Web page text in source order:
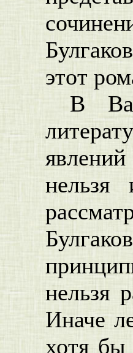
этот
В
нельзя
нельзя
Иначе
хотя бы